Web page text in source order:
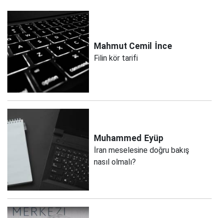
Mahmut Cemil İnce
Filin kör tarifi
Muhammed Eyüp
İran meselesine doğru bakış
nasıl olmalı?